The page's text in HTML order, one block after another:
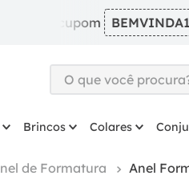
cupom BEMVINDA10
O que você procura?
2º
solitário
Brincos Colares
de Formatura Anel